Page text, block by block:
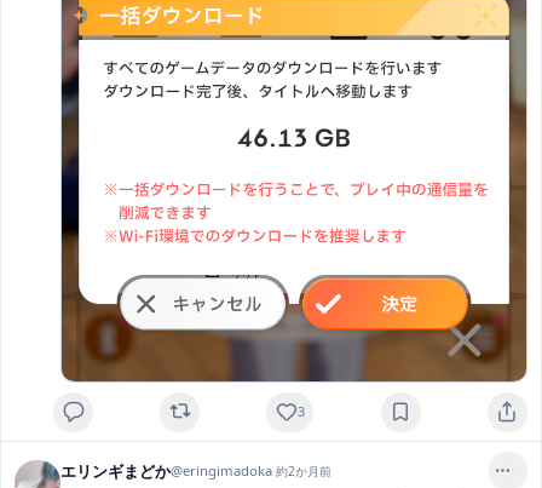
3
エリンギまどか@eringimadoka·約2か月前